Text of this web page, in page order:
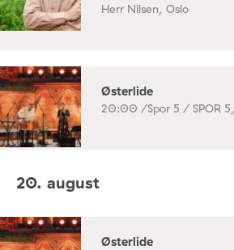
Herr Nilsen, Oslo
Østerlide
20:00 /Spor 5 / SPOR
20. august
Østerlide